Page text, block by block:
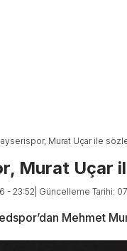
Murat Uçar ile
Murat Uçar
- 23:52 | Güncelleme Tarihi:
Mehmet